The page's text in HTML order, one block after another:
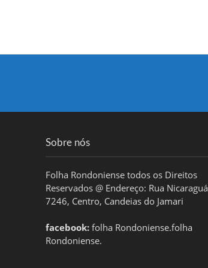
Sobre nós
Folha Rondoniense todos os Direitos
Reservados @ Endereço: Rua Nicaraguá
7246, Centro, Candeias do Jamari
facebook:folha Rondoniense.folha
Rondoniense.